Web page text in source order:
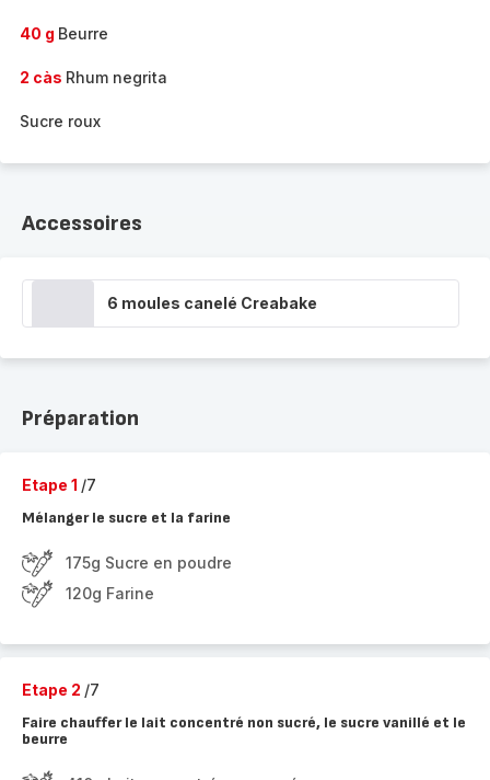
40 g Beurre
2 càs Rhum negrita
Sucre roux
Accessoires
6 moules canelé Creabake
Préparation
Etape 1 /7
Mélanger le sucre et la farine
175g Sucre en poudre
120g Farine
Etape 2 /7
Faire chauffer le lait concentré non sucré, le sucre vanillé et le
beurre